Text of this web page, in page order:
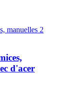
d'acer